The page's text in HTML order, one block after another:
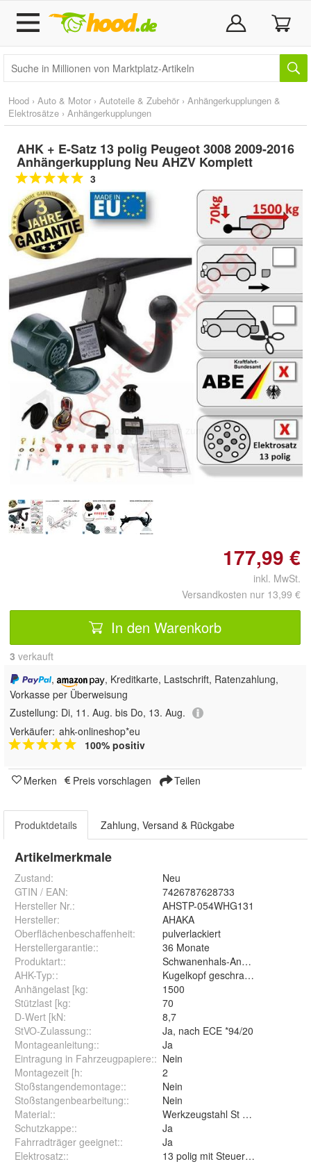
Hood › Auto & Motor › Autoteile & Zubehör › Anhängerkupplungen &
Elektrosätze › Anhängerkupplungen
AHK + E-Satz 13 polig Peugeot 3008 2009-2016
Anhängerkupplung Neu AHZV Komplett
3
Doppelt antippen zum
vergrößern
177,99 €
inkl. MwSt.
Versandkosten nur 13,99 €
In den Warenkorb
3 verkauft
,
, Kreditkarte, Lastschrift, Ratenzahlung,
Vorkasse per Überweisung
Zustellung: Di, 11. Aug. bis Do, 13. Aug.
Verkäufer: ahk-onlineshop*eu
100% positiv
Merken Preis vorschlagen Teilen
Produktdetails Zahlung, Versand & Rückgabe
Artikelmerkmale
Zustand:
Neu
GTIN / EAN:
7426787628733
Hersteller Nr.:
AHSTP-054WHG131
Hersteller:
AHAKA
Oberflächenbeschaffenheit:
pulverlackiert
Herstellergarantie::
36 Monate
Produktart::
Schwanenhals-Anhängerkupplun
AHK-Typ::
Kugelkopf geschraubt (starr)
Anhängelast [kg:
1500
Stützlast [kg:
70
D-Wert [kN:
8,7
StVO-Zulassung::
Ja, nach ECE *94/20
Montageanleitung::
Ja
Eintragung in Fahrzeugpapiere:: Nein
Montagezeit [h:
2
Stoßstangendemontage::
Nein
Stoßstangenbearbeitung::
Nein
Material::
Werkzeugstahl St 52-3
Schutzkappe::
Ja
Fahrradträger geeignet::
Ja
Elektrosatz:: 13 polig mit Steuergerät